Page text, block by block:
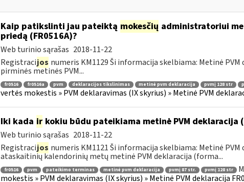
Kaip patikslinti jau pateiktą mokesčių administratoriui
priedą (FR0516A)?
Web turinio sąrašas 2018-11-22
Registracijos numeris KM1129 Ši informacija skelbiama: Metinė
pirminės metinės PVM...
fr0516 fr0516a pvm deklaracijos tikslinimas metinė pvm deklaracija pvmį 128 str
vertės mokestis » PVM deklaravimas (IX skyrius) » Metinė PVM
Iki kada irkokiu būdu pateikiama metinė PVM deklaracija
Web turinio sąrašas 2018-11-22
Registracijos numeris KM1121 Ši informacija skelbiama: Metinė
ataskaitinių kalendorinių metų metinė PVM deklaracija (forma...
fr0516 pvm pateikimo terminas metinė pvm deklaracija pvmį 87 str. pvmį 128 str
mokestis » PVM deklaravimas (IX skyrius) » Metinė PVM deklaracija